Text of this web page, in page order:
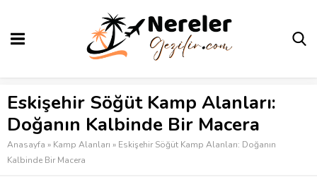
Eskişehir Söğüt Kamp Alanları:
Doğanın Kalbinde Bir Macera
Anasayfa » Kamp Alanları » Eskişehir Söğüt Kamp Alanları: Doğanın
Kalbinde Bir Macera